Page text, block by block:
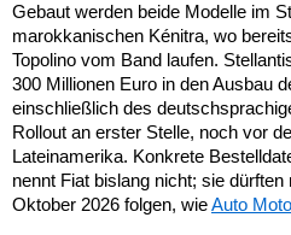
Gebaut werden beide Modelle im
marokkanischen Kénitra, wo
Topolino vom Band laufen.
300 Millionen Euro in den Ausbau
einschließlich des
Rollout an erster Stelle, noch vor
Lateinamerika. Konkrete
nennt Fiat bislang nicht; sie
Oktober 2026 folgen, wieAuto